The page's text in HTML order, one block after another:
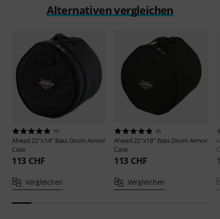
Alternativen vergleichen
18
Ahead 22"x14" Bass Drum Armor
Case
113 CHF
Vergleichen
45
Ahead 22"x18" Bass Drum Armor
Case
113 CHF
Vergleichen